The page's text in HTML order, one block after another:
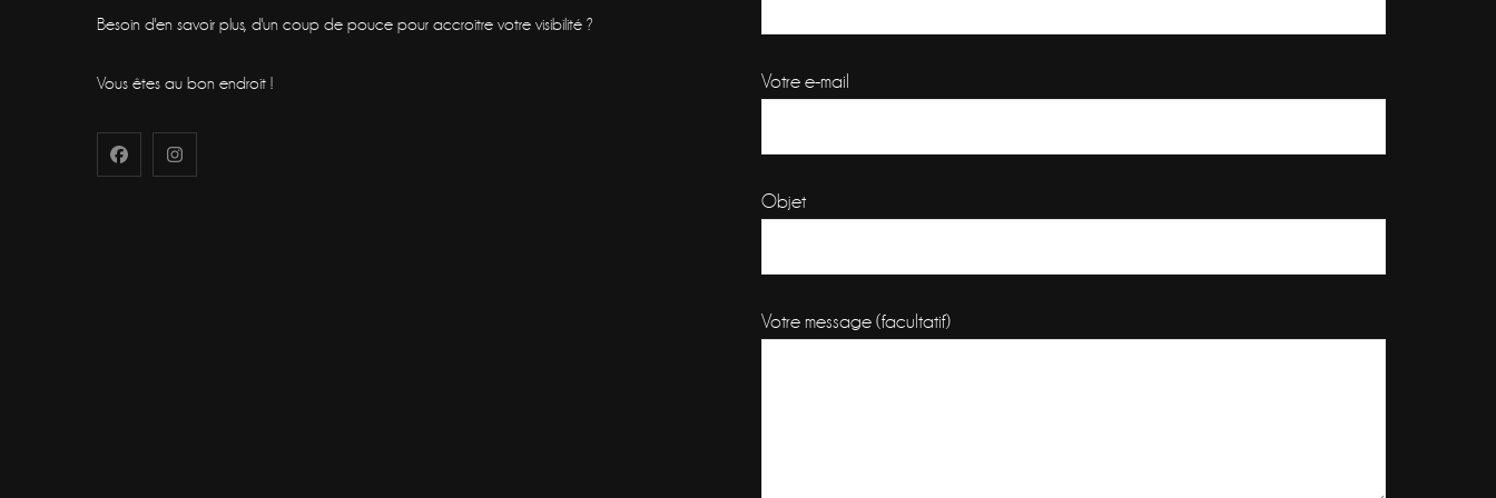
Besoin d'en savoir plus, d'un coup de pouce pour accroitre votre visibilité ?
Vous êtes au bon endroit ! Votre e-mail
Objet
Votre message (facultatif)